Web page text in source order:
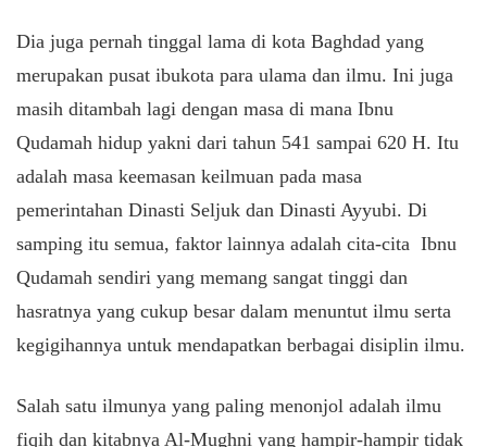
Dia juga pernah tinggal lama di kota Baghdad yang
merupakan pusat ibukota para ulama dan ilmu. Ini juga
masih ditambah lagi dengan masa di mana Ibnu
Qudamah hidup yakni dari tahun 541 sampai 620 H. Itu
adalah masa keemasan keilmuan pada masa
pemerintahan Dinasti Seljuk dan Dinasti Ayyubi. Di
samping itu semua, faktor lainnya adalah cita-cita Ibnu
Qudamah sendiri yang memang sangat tinggi dan
hasratnya yang cukup besar dalam menuntut ilmu serta
kegigihannya untuk mendapatkan berbagai disiplin ilmu.
Salah satu ilmunya yang paling menonjol adalah ilmu
fiqih dan kitabnya Al-Mughni yang hampir-hampir tidak